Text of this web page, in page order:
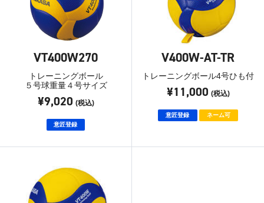
VT400W270
トレーニングボール
５号球重量４号サイズ
¥9,020 (税込)
意匠登録
V400W-AT-TR
トレーニングボール4号ひも付
¥11,000 (税込)
意匠登録 ネーム可